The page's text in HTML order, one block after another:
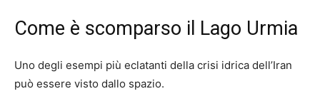
Come è scomparso il Lago Urmia
Uno degli esempi più eclatanti della crisi idrica dell’Iran
può essere visto dallo spazio.